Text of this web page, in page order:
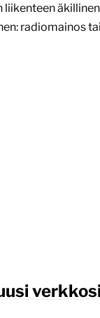
liikenteen äkillinen
radiomainos